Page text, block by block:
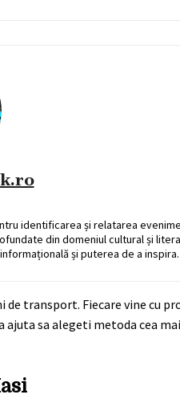
identificarea și relatarea
din domeniul cultural și
și puterea de a inspira.
transport. Fiecare vine cu
ajuta sa alegeti metoda cea